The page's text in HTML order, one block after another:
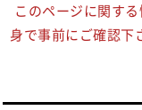
このページに関す
身で事前にご確認下